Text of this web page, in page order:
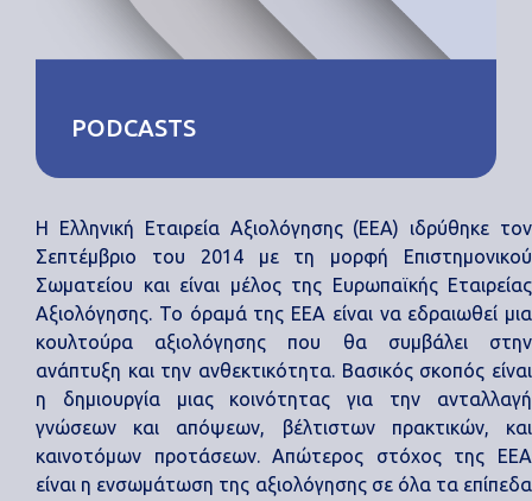
PODCASTS
Η Ελληνική Εταιρεία Αξιολόγησης (EEA) ιδρύθηκε τον
Σεπτέμβριο του 2014 με τη μορφή Επιστημονικού
Σωματείου και είναι μέλος της Ευρωπαϊκής Εταιρείας
Αξιολόγησης. Το όραμά της ΕΕΑ είναι να εδραιωθεί μια
κουλτούρα αξιολόγησης που θα συμβάλει στην
ανάπτυξη και την ανθεκτικότητα. Βασικός σκοπός είναι
η δημιουργία μιας κοινότητας για την ανταλλαγή
γνώσεων και απόψεων, βέλτιστων πρακτικών, και
καινοτόμων προτάσεων. Απώτερος στόχος της ΕΕΑ
είναι η ενσωμάτωση της αξιολόγησης σε όλα τα επίπεδα